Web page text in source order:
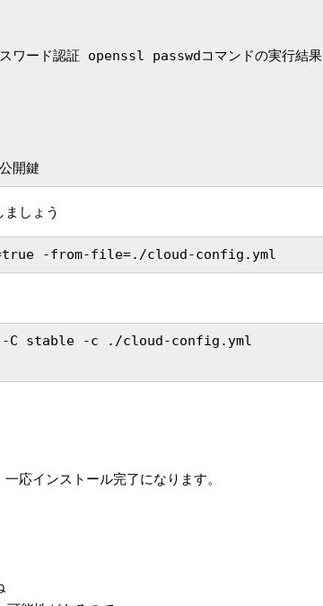
ード認証 openssl passwdコマンドの実行結果
開鍵
しょう
-from-file=./cloud-config.yml
C stable -c ./cloud-config.yml
応インストール完了になります。